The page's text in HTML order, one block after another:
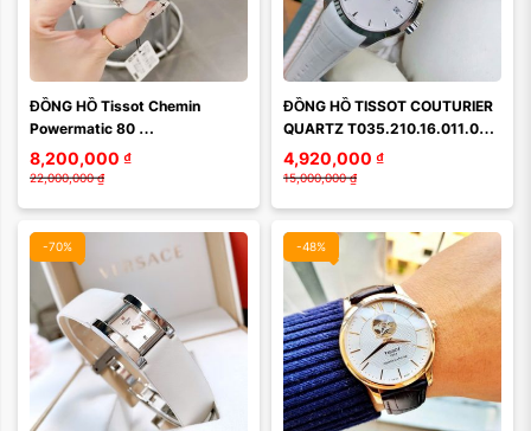
ĐỒNG HỒ Tissot Chemin
Powermatic 80
T099.207.11.118.00 – Nét đẹp
cổ điển châu Âu dành cho quý
8,200,000 ₫
22,000,000 ₫
ĐỒNG HỒ TISSOT COUTURIER
QUARTZ T035.210.16.011.00 –
THANH LỊCH, TINH TẾ VÀ
CHÍNH XÁC TỪ THỤY SĨ
4,920,000 ₫
15,000,000 ₫
-70% -48%
Màu mặt:
Xóa
Màu mặt: